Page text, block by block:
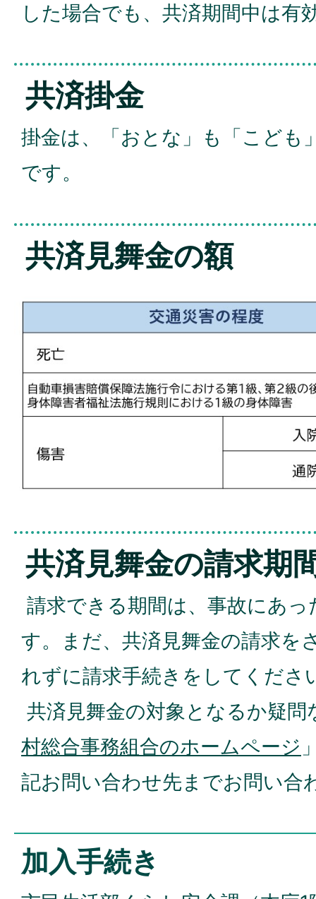
した場合でも、共済期間中は有
共済掛金
掛金は、「おとな」も「こども
です。
共済見舞金の額
共済見舞金の請求期
請求できる期間は、事故にあ
す。まだ、共済見舞金の請求を
れずに請求手続きをしてくださ
共済見舞金の対象となるか疑問
村総合事務組合のホームページ
記お問い合わせ先までお問い合
加入手続き